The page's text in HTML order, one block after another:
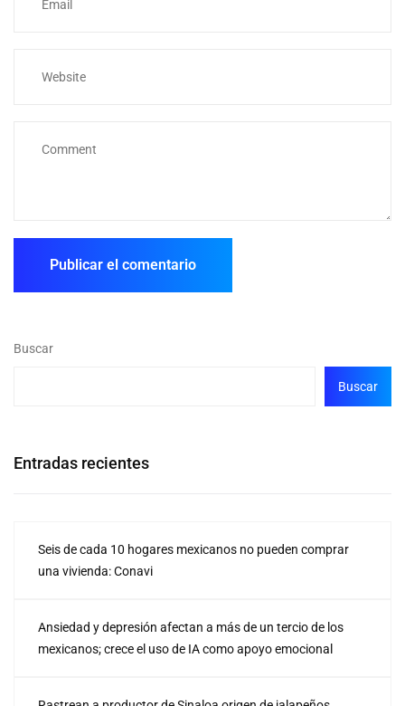
Buscar
Buscar
Entradas recientes
Seis de cada 10 hogares mexicanos no pueden comprar
una vivienda: Conavi
Ansiedad y depresión afectan a más de un tercio de los
mexicanos; crece el uso de IA como apoyo emocional